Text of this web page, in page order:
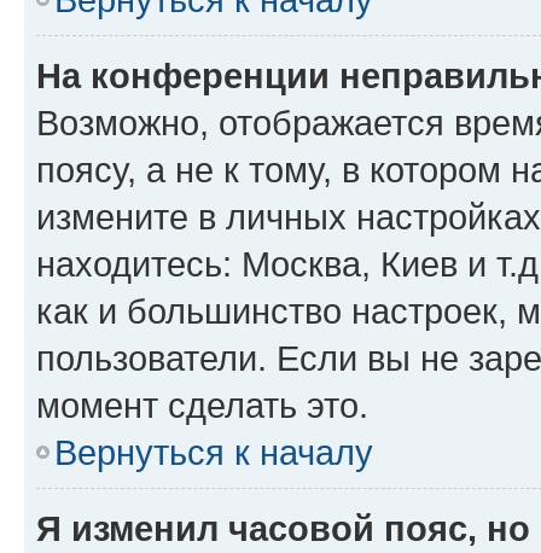
На конференции
Возможно, отображается
поясу, а не к тому, в котором
измените в личных
находитесь: Москва, Киев и
как и большинство настроек,
пользователи. Если вы не
момент сделать это.
Вернуться к началу
Я изменил часовой пояс,